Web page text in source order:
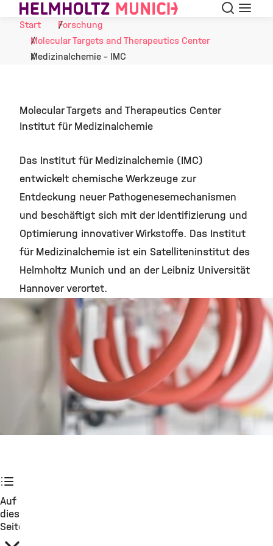
Skip to Content Suche
Start
Forschung
Molecular Targets and Therapeutics Center
Medizinalchemie - IMC
Molecular Targets and Therapeutics Center
Institut für Medizinalchemie
Das Institut für Medizinalchemie (IMC)
entwickelt chemische Werkzeuge zur
Entdeckung neuer Pathogenesemechanismen
und beschäftigt sich mit der Identifizierung und
Optimierung innovativer Wirkstoffe. Das Institut
für Medizinalchemie ist ein Satelliteninstitut des
Helmholtz Munich und an der Leibniz Universität
Hannover verortet.
Auf
dieser
Seite